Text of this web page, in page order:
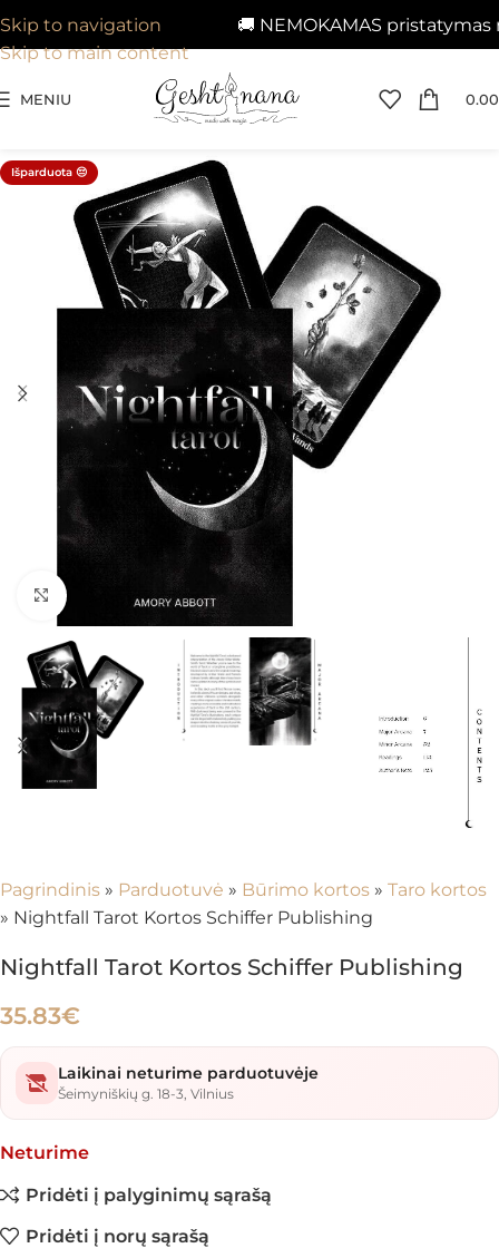
🚚 NEMOKAMAS pristatymas
Skip to navigation
Skip to main content
MENIU 0.00
Išparduota 😔
Spustelėkite, kad padidintumėte
Pagrindinis » Parduotuvė » Būrimo kortos » Taro kortos
» Nightfall Tarot Kortos Schiffer Publishing
Nightfall Tarot Kortos Schiffer Publishing
35.83€
Laikinai neturime parduotuvėje
Šeimyniškių g. 18-3, Vilnius
Neturime
Pridėti į palyginimų sąrašą
Pridėti į norų sąrašą